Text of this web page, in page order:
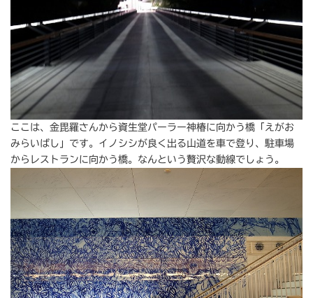
ここは、金毘羅さんから資生堂パーラー神椿に向かう橋「えがお
みらいばし」です。イノシシが良く出る山道を車で登り、駐車場
からレストランに向かう橋。なんという贅沢な動線でしょう。